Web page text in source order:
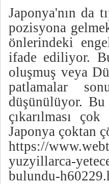
Japonya'nın da
pozisyona
önlerindeki
ifade ediliyor.
oluşmuş veya
patlamalar
düşünülüyor.
çıkarılması
Japonya çoktan
https://
yuzyillarca-
bulundu-